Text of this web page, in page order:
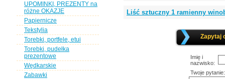
UPOMINKI, PREZENTY na
różne OKAZJE
Papiernicze
Tekstylia
Torebki, portfele, etui
Torebki, pudełka
prezentowe
Wędkarskie
Zabawki
Liść sztuczny 1 ramienny
Zapytaj
Imię i
nazwisko:
Twoje pytanie: